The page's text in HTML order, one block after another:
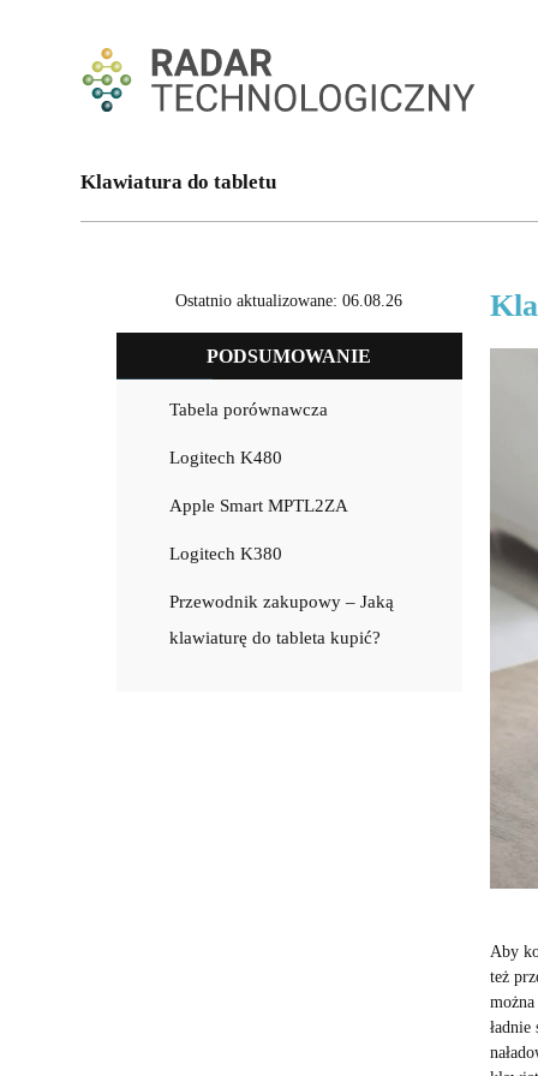
Klawiatura do tabletu
Ostatnio aktualizowane: 06.08.26
PODSUMOWANIE
Tabela porównawcza
Logitech K480
Apple Smart MPTL2ZA
Logitech K380
Przewodnik zakupowy – Jaką
klawiaturę do tableta kupić?
Aby
też